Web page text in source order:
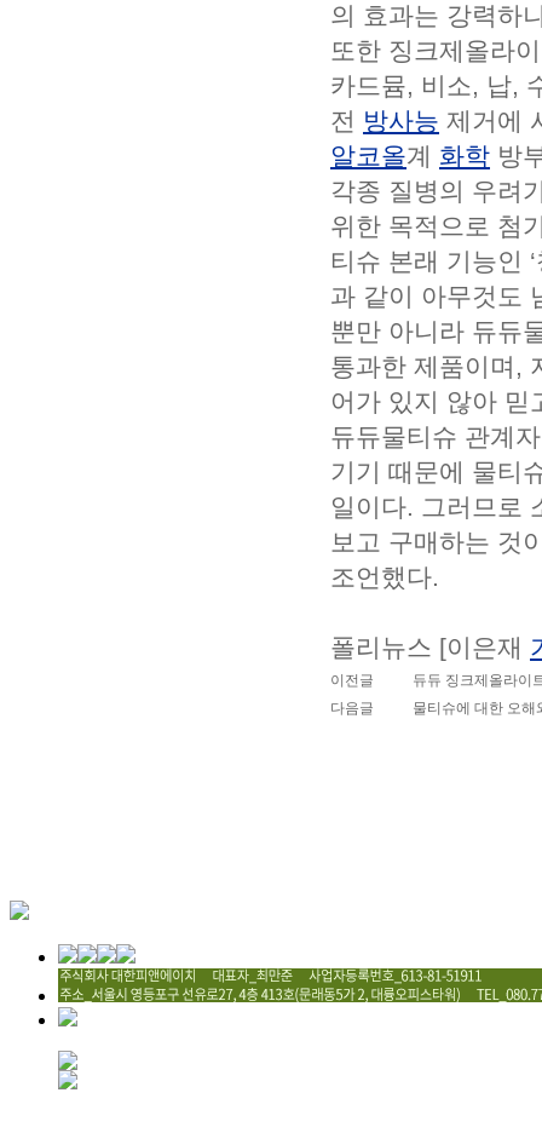
의 효과는 강력하
또한 징크제올라
카드뮴, 비소, 납,
전 방사능 제거에
알코올계 화학 방
각종 질병의 우려
위한 목적으로 첨
티슈 본래 기능인
과 같이 아무것도
뿐만 아니라 듀듀
통과한 제품이며,
어가 있지 않아
듀듀물티슈 관계
기기 때문에 물티
일이다. 그러므로
보고 구매하는 것
조언했다.
폴리뉴스 [이은재
이전글
듀듀 징크제올라이
다음글
물티슈에 대한 오해